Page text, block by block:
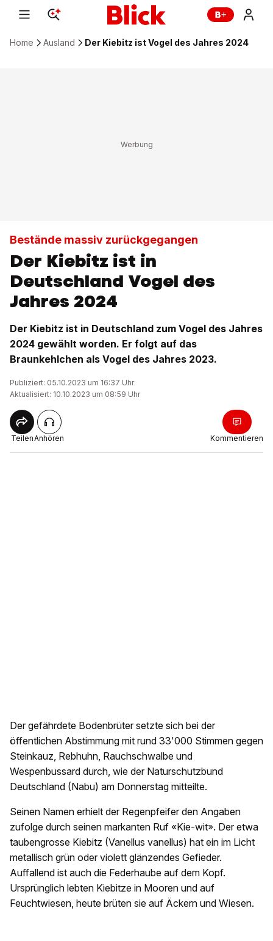
Home Ausland Der Kiebitz ist Vogel des Jahres 2024
Bestände massiv zurückgegangen
Der Kiebitz ist in
Deutschland Vogel des
Jahres 2024
Der Kiebitz ist in Deutschland zum Vogel des Jahres
2024 gewählt worden. Er folgt auf das
Braunkehlchen als Vogel des Jahres 2023.
Publiziert: 05.10.2023 um 16:37 Uhr
Aktualisiert: 10.10.2023 um 08:59 Uhr
TeilenAnhören Kommentieren
Der gefährdete Bodenbrüter setzte sich bei der
öffentlichen Abstimmung mit rund 33'000 Stimmen gegen
Steinkauz, Rebhuhn, Rauchschwalbe und
Wespenbussard durch, wie der Naturschutzbund
Deutschland (Nabu) am Donnerstag mitteilte.
Seinen Namen erhielt der Regenpfeifer den Angaben
zufolge durch seinen markanten Ruf «Kie-wit». Der etwa
taubengrosse Kiebitz (Vanellus vanellus) hat ein im Licht
metallisch grün oder violett glänzendes Gefieder.
Auffallend ist auch die Federhaube auf dem Kopf.
Ursprünglich lebten Kiebitze in Mooren und auf
Feuchtwiesen, heute brüten sie auf Äckern und Wiesen.